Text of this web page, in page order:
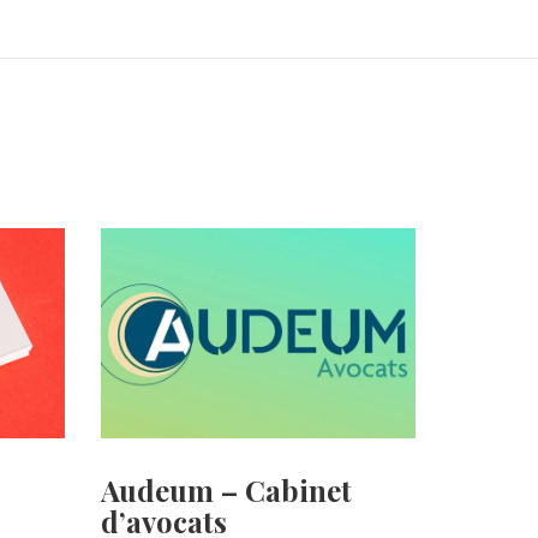
Audeum – Cabinet
d’avocats